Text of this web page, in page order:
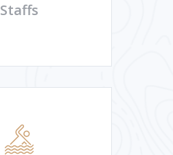
Staffs